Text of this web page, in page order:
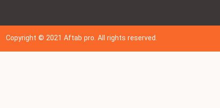
Copyright © 202 1Aftab pro. All rights reserved.